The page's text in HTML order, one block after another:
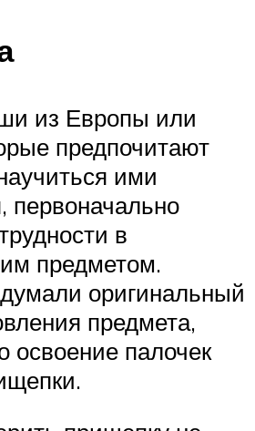
из Европы или
предпочитают
ими
первоначально
в
предметом.
оригинальный
предмета,
освоение палочек